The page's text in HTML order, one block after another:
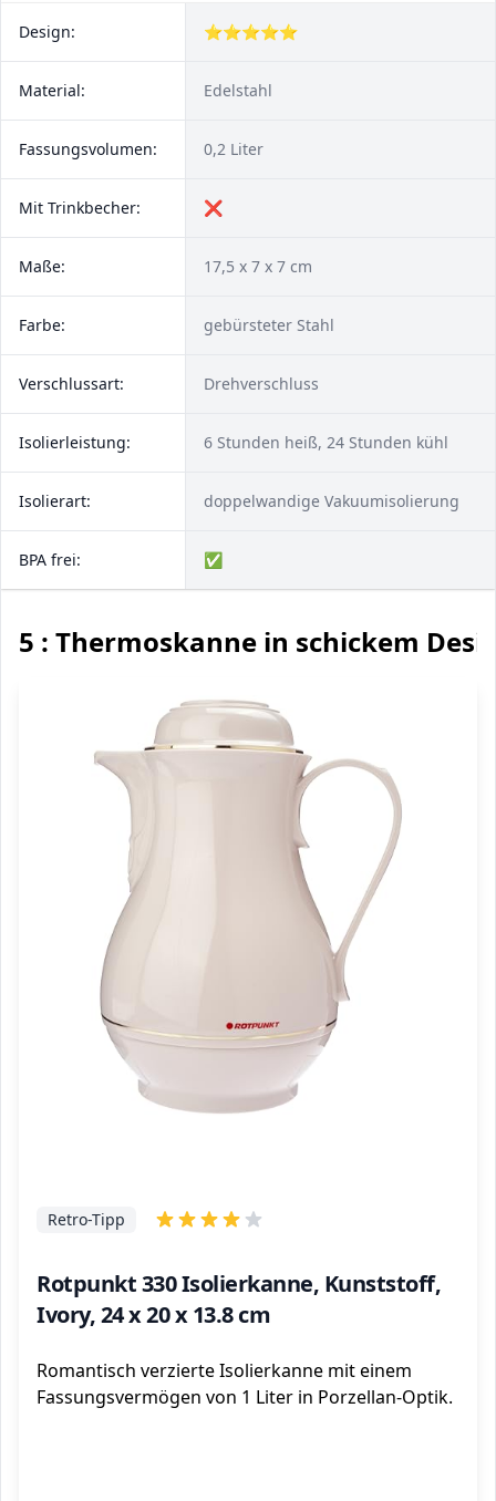
Design: ⭐⭐⭐⭐⭐
Material: Edelstahl
Fassungsvolumen: 0,2 Liter
Mit Trinkbecher: ❌
Maße: 17,5 x 7 x 7 cm
Farbe: gebürsteter Stahl
Verschlussart: Drehverschluss
Isolierleistung: 6 Stunden heiß, 24 Stunden kühl
Isolierart: doppelwandige Vakuumisolierung
BPA frei: ✅
5 : Thermoskanne in schickem
Rotpunkt 330 Isolierkanne, Kunststoff,
Ivory, 24 x 20 x 13.8 cm
Retro-Tipp
Romantisch verzierte Isolierkanne mit einem
Fassungsvermögen von 1 Liter in Porzellan-Optik.